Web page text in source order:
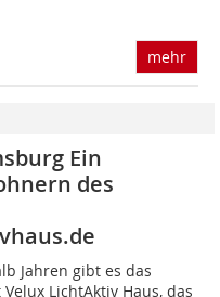
mehr
Ein
des
Jahren gibt es das
LichtAktiv Haus, das